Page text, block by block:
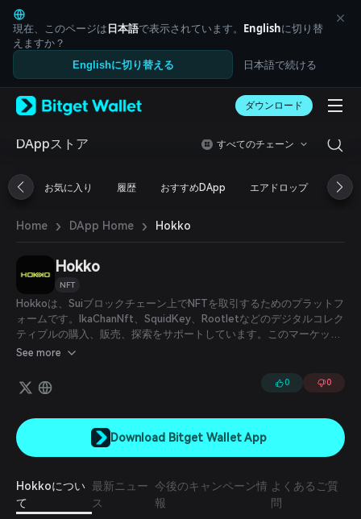
English
日本語
Tiếng Việt
Русский
Español (Latinoamérica)
Italiano
Deutsch
繁體中文
Português (Portugal)
ภาษาไทย
العربية
Português (Brasil)
Español (Argentina)
現在、このページは日本語で表示されています。 Englishに切り替
えますか？
Englishに切り替える 日本語で続ける
ダウンロード
DAppストア すべてのチェーン
お気に入り 履歴 おすすめDApp エアドロップ DeFi
Home › DApp Home › Hokko
Hokko
NFT
Hokkoは、Suiブロックチェーン上でNFTを取引するためのプラットフ
ォームです。IkaChanNft、SquidKey、Rootletなどのデジタルコレク
ティブルの購入、販売、探索をサポートしています。このマーケット
プレイスは、安全な取引と所有権を実現するためにSuiのインフラスト
See more
0 0
Download Bitget Wallet App
Hokkoについ
て
最新ニュー
ス
今後のキャンペーン情
報
よくあるご質
問